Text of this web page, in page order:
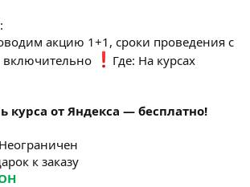
акцию 1+1, сроки проведения с
включительно
️Где: На курсах
курса от Яндекса — бесплатно!
к заказу